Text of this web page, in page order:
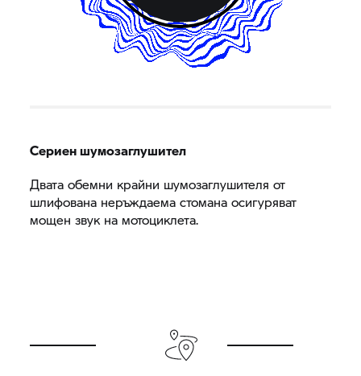
Сериен шумозаглушител
Двата обемни крайни шумозаглушителя от
шлифована неръждаема стомана осигуряват
мощен звук на мотоциклета.